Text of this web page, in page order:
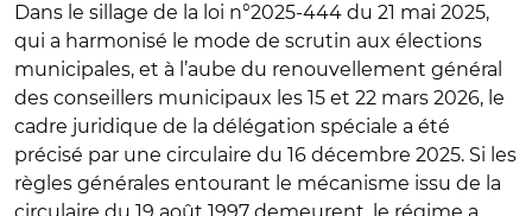
Dans le sillage de la loi n°2025-444 du 21 mai 2025,
qui a harmonisé le mode de scrutin aux élections
municipales, et à l’aube du renouvellement général
des conseillers municipaux les 15 et 22 mars 2026, le
cadre juridique de la délégation spéciale a été
précisé par une circulaire du 16 décembre 2025. Si les
règles générales entourant le mécanisme issu de la